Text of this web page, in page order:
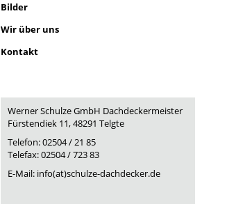
Bilder
Wir über uns
Kontakt
Werner Schulze GmbH Dachdeckermeister
Fürstendiek 11, 48291 Telgte
Telefon: 02504 / 21 85
Telefax: 02504 / 723 83
E-Mail: info(at)schulze-dachdecker.de